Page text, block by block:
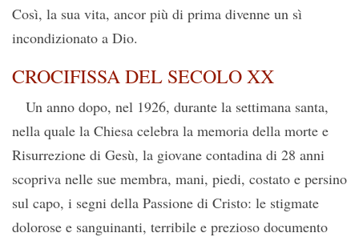
Così, la sua vita, ancor più di prima divenne un sì
incondizionato a Dio.
CROCIFISSA DEL SECOLO XX
Un anno dopo, nel 1926, durante la settimana santa,
nella quale la Chiesa celebra la memoria della morte e
Risurrezione di Gesù, la giovane contadina di 28 anni
scopriva nelle sue membra, mani, piedi, costato e persino
sul capo, i segni della Passione di Cristo: le stigmate
dolorose e sanguinanti, terribile e prezioso documento